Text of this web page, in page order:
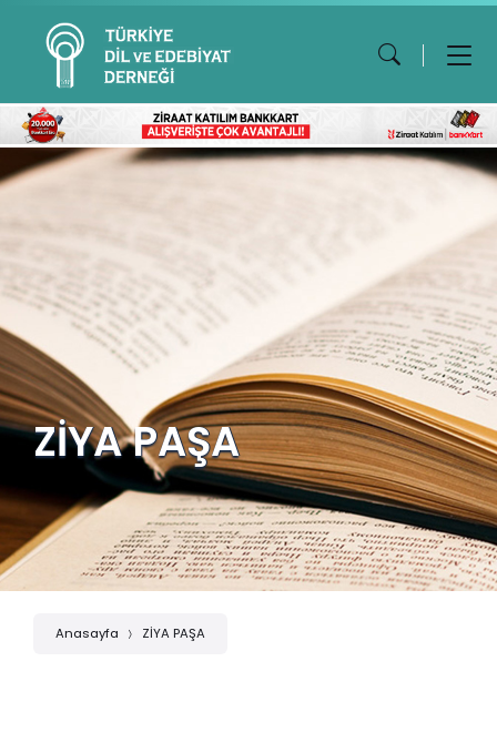
ZİYA PAŞA
Anasayfa ZİYA PAŞA